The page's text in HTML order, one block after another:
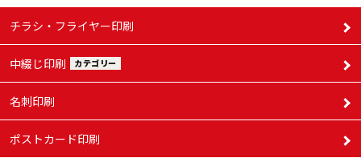
チラシ・フライヤー印刷
中綴じ印刷 カテゴリー
名刺印刷
ポストカード印刷